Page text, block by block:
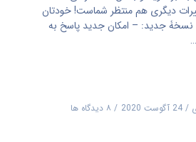
دیگری هم منتظر شماست! خودتان
نسخۀ جدید: – امکان جدید پاسخ به
24 آگوست 2020 ۸ دیدگاه ها